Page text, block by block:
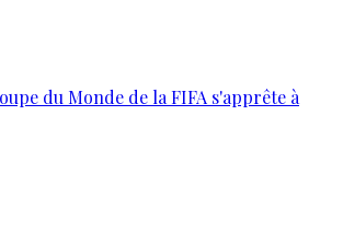
du Monde de la FIFA s'apprête à